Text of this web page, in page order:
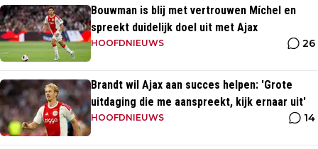
Bouwman is blij met vertrouwen Míchel en
spreekt duidelijk doel uit met Ajax
HOOFDNIEUWS 26
Brandt wil Ajax aan succes helpen: 'Grote
uitdaging die me aanspreekt, kijk ernaar uit'
HOOFDNIEUWS 14